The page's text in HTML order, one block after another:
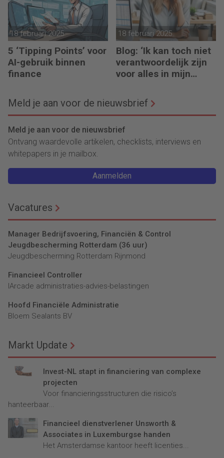
18 februari 2025
5 ‘Tipping Points’ voor
AI-gebruik binnen
finance
18 februari 2025
Blog: ‘Ik kan toch niet
verantwoordelijk zijn
voor alles in mijn
Meld je aan voor de nieuwsbrief
Meld je aan voor de nieuwsbrief
Ontvang waardevolle artikelen, checklists, interviews en
whitepapers in je mailbox.
Aanmelden
Vacatures
Manager Bedrijfsvoering, Financiën & Control
Jeugdbescherming Rotterdam (36 uur)
Jeugdbescherming Rotterdam Rijnmond
Financieel Controller
lArcade administraties-advies-belastingen
Hoofd Financiële Administratie
Bloem Sealants BV
Markt Update
Invest-NL stapt in financiering van complexe
projecten
Voor financieringsstructuren die risico’s
hanteerbaar...
Financieel dienstverlener Unsworth &
Associates in Luxemburgse handen
Het Amsterdamse kantoor heeft licenties...